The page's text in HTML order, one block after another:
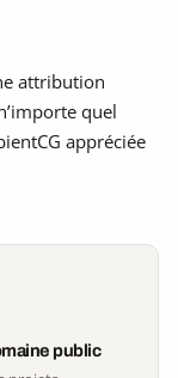
attribution
quel
appréciée
public